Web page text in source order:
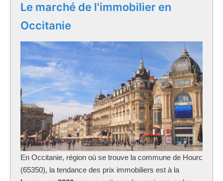
Le marché de l'immobilier en
Occitanie
En Occitanie, région où se trouve la commune de Hourc
(65350), la tendance des prix immobiliers est à la